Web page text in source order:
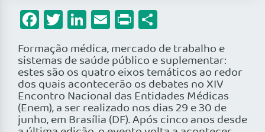
Facebook
Twitter
LinkedIn
Email
Print
Formação médica, mercado de trabalho e
sistemas de saúde público e suplementar:
estes são os quatro eixos temáticos ao redor
dos quais acontecerão os debates no XIV
Encontro Nacional das Entidades Médicas
(Enem), a ser realizado nos dias 29 e 30 de
junho, em Brasília (DF). Após cinco anos desde